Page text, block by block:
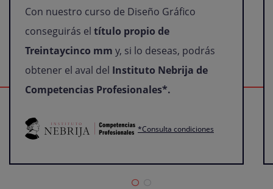
Con nuestro curso de Diseño Gráfico
conseguirás el título propio de
Treintaycinco mm y, si lo deseas, podrás
obtener el aval del Instituto Nebrija de
Competencias Profesionales*.
*Consulta condiciones